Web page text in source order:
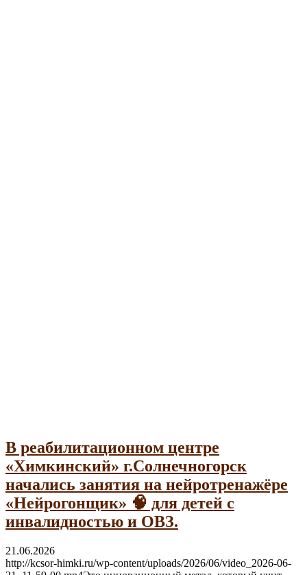
В реабилитационном центре
«Химкинский» г.Солнечногорск
начались занятия на нейротренажёре
«Нейрогонщик» 🧠 для детей с
инвалидностью и ОВЗ.
21.06.2026
http://kcsor-himki.ru/wp-content/uploads/2026/06/video_2026-06-